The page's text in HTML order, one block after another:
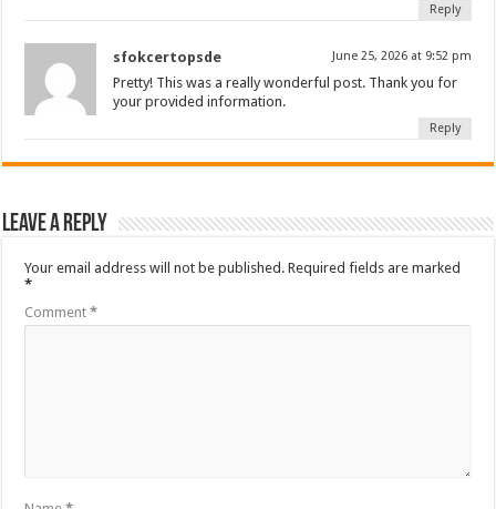
Reply
sfokcertopsde June 25, 2026 at 9:52 pm
Pretty! This was a really wonderful post. Thank you for
your provided information.
Reply
Leave a Reply
Your email address will not be published. Required fields are marked
*
Comment*